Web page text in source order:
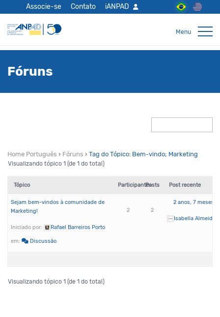
Associe-se Contato iANPAD
Fóruns
Home Português › Fóruns › Tag do Tópico: Bem-vindo; Marketing
Visualizando tópico 1 (de 1 do total)
Tópico ParticipantesPosts Post recente
Sejam bem-vindos à comunidade de
Marketing!
Iniciado por: Rafael Barreiros Porto
em: Discussão
2 2
2 anos, 7 meses
Isabella Almeida
Visualizando tópico 1 (de 1 do total)